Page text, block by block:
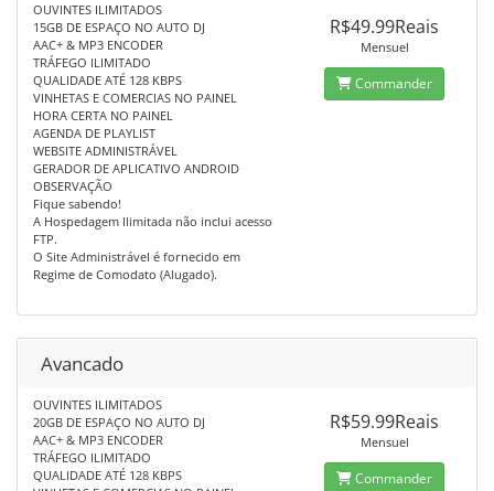
OUVINTES ILIMITADOS
15GB DE ESPAÇO NO AUTO DJ
AAC+ & MP3 ENCODER
TRÁFEGO ILIMITADO
QUALIDADE ATÉ 128 KBPS
VINHETAS E COMERCIAS NO PAINEL
HORA CERTA NO PAINEL
AGENDA DE PLAYLIST
WEBSITE ADMINISTRÁVEL
GERADOR DE APLICATIVO ANDROID
OBSERVAÇÃO
Fique sabendo!
A Hospedagem Ilimitada não inclui acesso
FTP.
O Site Administrável é fornecido em
Regime de Comodato (Alugado).
R$49.99Reais
Mensuel
Commander
Avancado
OUVINTES ILIMITADOS
20GB DE ESPAÇO NO AUTO DJ
AAC+ & MP3 ENCODER
TRÁFEGO ILIMITADO
QUALIDADE ATÉ 128 KBPS
R$59.99Reais
Mensuel
Commander